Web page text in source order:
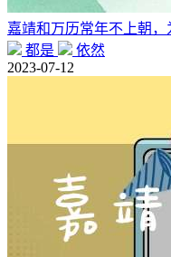
嘉靖和万历常年不上朝
都是
依然
2023-07-12